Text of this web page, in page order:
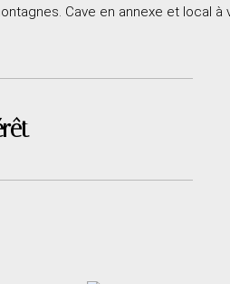
Cave en annexe et local à